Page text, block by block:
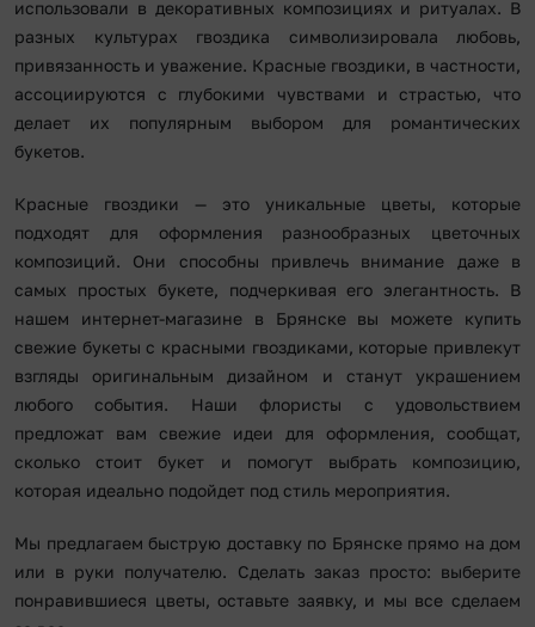
использовали в декоративных композициях и ритуалах. В
разных культурах гвоздика символизировала любовь,
привязанность и уважение. Красные гвоздики, в частности,
ассоциируются с глубокими чувствами и страстью, что
делает их популярным выбором для романтических
букетов.
Красные гвоздики — это уникальные цветы, которые
подходят для оформления разнообразных цветочных
композиций. Они способны привлечь внимание даже в
самых простых букете, подчеркивая его элегантность. В
нашем интернет-магазине в Брянске вы можете купить
свежие букеты с красными гвоздиками, которые привлекут
взгляды оригинальным дизайном и станут украшением
любого события. Наши флористы с удовольствием
предложат вам свежие идеи для оформления, сообщат,
сколько стоит букет и помогут выбрать композицию,
которая идеально подойдет под стиль мероприятия.
Мы предлагаем быструю доставку по Брянске прямо на дом
или в руки получателю. Сделать заказ просто: выберите
понравившиеся цветы, оставьте заявку, и мы все сделаем